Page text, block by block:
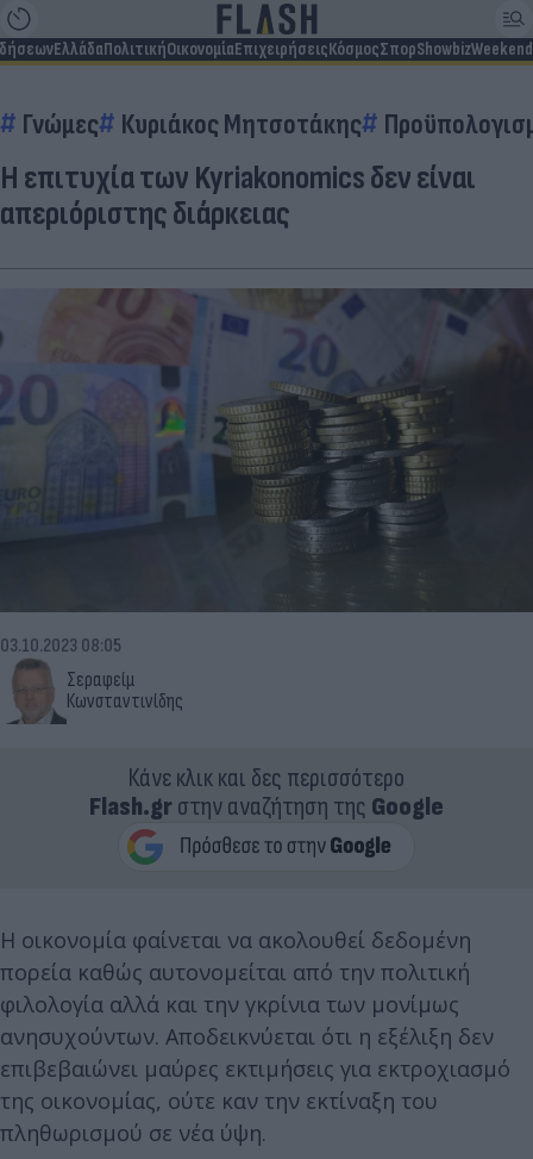
ΕλλάδαΠολιτικήΟικονομίαΕπιχειρήσειςΚόσμοςΣπορShowbizWeekend
Γνώμες Κυριάκος Μητσοτάκης
Η επιτυχία των Kyriakonomics δεν είναι
απεριόριστης διάρκειας
Σεραφείμ
Κωνσταντινίδης
03.10.2023 08:05
Κάνε κλικ και δες περισσότερο
Flash.grστην αναζήτηση της Google
Η οικονομία φαίνεται να ακολουθεί δεδομένη
πορεία καθώς αυτονομείται από την πολιτική
φιλολογία αλλά και την γκρίνια των μονίμως
ανησυχούντων. Αποδεικνύεται ότι η εξέλιξη δεν
επιβεβαιώνει μαύρες εκτιμήσεις για εκτροχιασμό
της οικονομίας, ούτε καν την εκτίναξη του
πληθωρισμού σε νέα ύψη.